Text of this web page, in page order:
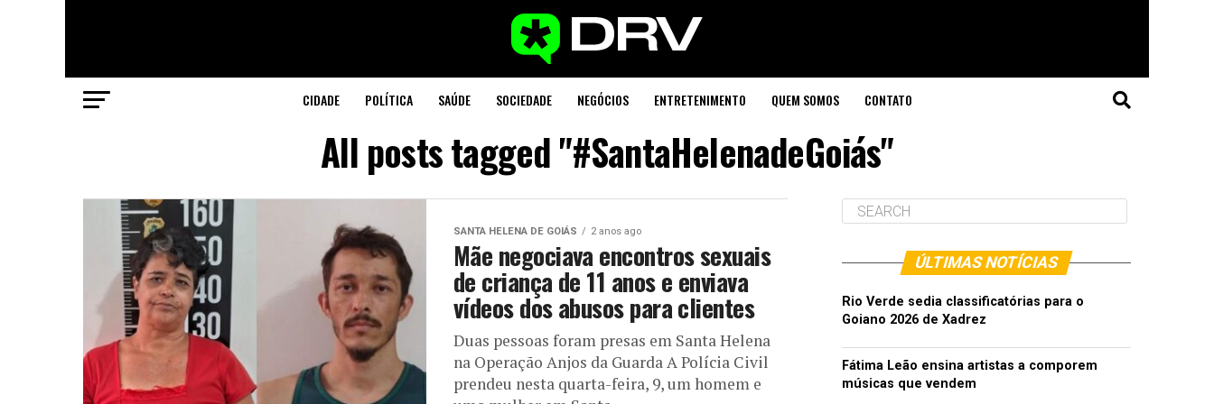
CIDADE POLÍTICA SAÚDE SOCIEDADE NEGÓCIOS ENTRETENIMENTO QUEM SOMOS CONTATO
All posts tagged "#SantaHelenadeGoiás"
SANTA HELENA DE GOIÁS 2 anos ago
Mãe negociava encontros sexuais
de criança de 11 anos e enviava
vídeos dos abusos para clientes
Duas pessoas foram presas em Santa Helena
na Operação Anjos da Guarda A Polícia Civil
prendeu nesta quarta-feira, 9, um homem e
ÚLTIMAS NOTÍCIAS
Rio Verde sedia classificatórias para o
Goiano 2026 de Xadrez
Fátima Leão ensina artistas a comporem
músicas que vendem